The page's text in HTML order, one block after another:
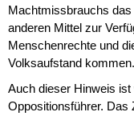
Machtmissbrauchs
anderen Mittel zur
Menschenrechte und
Volksaufstand
Auch dieser Hinweis
Oppositionsführer. Das